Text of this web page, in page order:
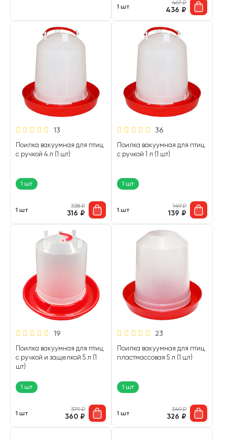
1 шт
467₽
436 ₽
13
Поилка вакуумная для птиц
с ручкой 4 л (1 шт)
1 шт
1 шт
338₽
316 ₽
36
Поилка вакуумная для птиц
с ручкой 1 л (1 шт)
1 шт
1 шт
149₽
139 ₽
19
Поилка вакуумная для птиц
с ручкой и защелкой 5 л (1
шт)
1 шт
1 шт
379₽
360 ₽
23
Поилка вакуумная для птиц
пластмассовая 5 л (1 шт)
1 шт
1 шт
349₽
326 ₽